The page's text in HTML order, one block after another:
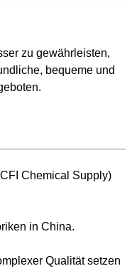
zu gewährleisten,
bequeme und
Chemical Supply)
in China.
Qualität setzen